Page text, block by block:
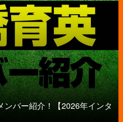
バー紹介！【2026年インタ